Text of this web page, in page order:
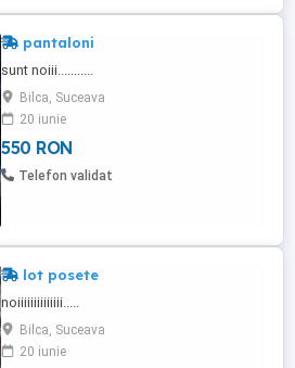
pantaloni
sunt noiii...........
Bilca, Suceava
20 iunie
550 RON
Telefon validat
lot posete
noiiiiiiiiiiiiii.....
Bilca, Suceava
20 iunie